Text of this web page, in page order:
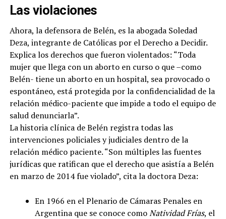
Las violaciones
Ahora, la defensora de Belén, es la abogada Soledad
Deza, integrante de Católicas por el Derecho a Decidir.
Explica los derechos que fueron violentados: “Toda
mujer que llega con un aborto en curso o que –como
Belén- tiene un aborto en un hospital, sea provocado o
espontáneo, está protegida por la confidencialidad de la
relación médico-paciente que impide a todo el equipo de
salud denunciarla”.
La historia clínica de Belén registra todas las
intervenciones policiales y judiciales dentro de la
relación médico paciente. “Son múltiples las fuentes
jurídicas que ratifican que el derecho que asistía a Belén
en marzo de 2014 fue violado”, cita la doctora Deza:
En 1966 en el Plenario de Cámaras Penales en
Argentina que se conoce comoNatividad Frías, el